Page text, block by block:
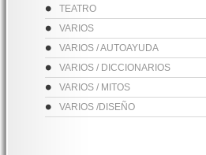
TEATRO
VARIOS
VARIOS / AUTOAYUDA
VARIOS / DICCIONARIOS
VARIOS / MITOS
VARIOS /DISEÑO